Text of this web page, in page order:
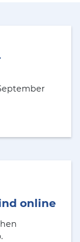
online